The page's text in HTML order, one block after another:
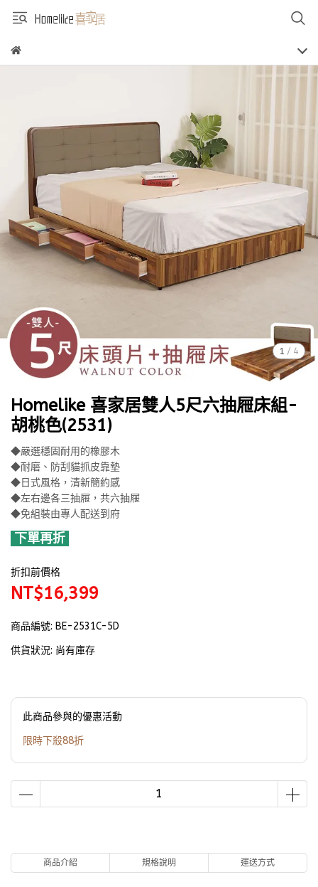
1 / 4
Homelike 喜家居雙人5尺六抽屜床組-
胡桃色(2531)
◆嚴選穩固耐用的橡膠木
◆耐磨、防刮貓抓皮靠墊
◆日式風格，清新簡約感
◆左右邊各三抽屜，共六抽屜
◆免組裝由專人配送到府
下單再折
折扣前價格
NT$16,399
商品編號: BE-2531C-5D
供貨狀況: 尚有庫存
此商品參與的優惠活動
限時下殺88折
商品介紹 規格說明 運送方式